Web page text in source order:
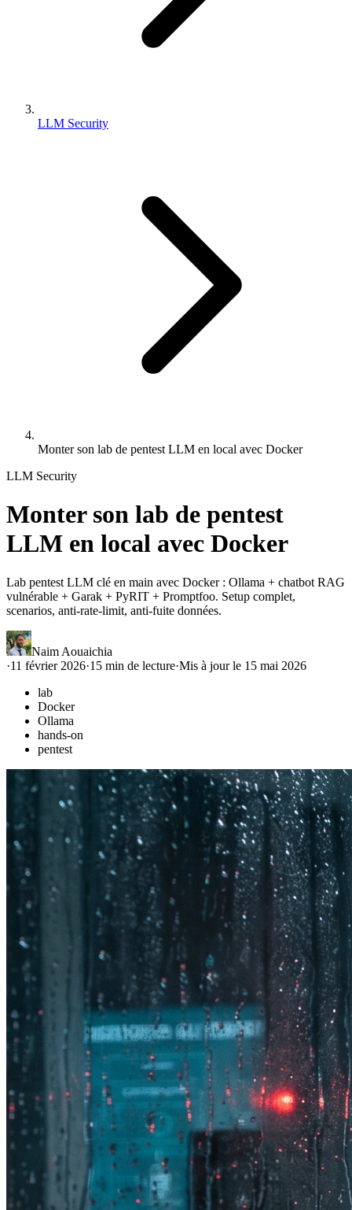
LLM Security
Monter son lab de pentest LLM en local avec Docker
LLM Security
Monter son lab de pentest
LLM en local avec Docker
Lab pentest LLM clé en main avec Docker : Ollama + chatbot RAG
vulnérable + Garak + PyRIT + Promptfoo. Setup complet,
scenarios, anti-rate-limit, anti-fuite données.
Naim Aouaichia
·11 février 2026·15 min de lecture·Mis à jour le 15 mai 2026
lab
Docker
Ollama
hands-on
pentest